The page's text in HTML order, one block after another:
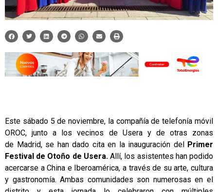
Este sábado 5 de noviembre, la compañía de telefonía móvil
OROC, junto a los vecinos de Usera y de otras zonas
de Madrid, se han dado cita en la inauguración delPrimer
Festival de Otoño de Usera.Allí, los asistentes han podido
acercarse a China e Iberoamérica, a través de su arte, cultura
y gastronomía. Ambas comunidades son numerosas en el